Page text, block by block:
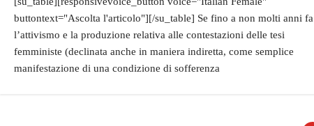
buttontext="Ascolta l'articolo"][/su_table] Se fino a non molti anni fa
l’attivismo e la produzione relativa alle contestazioni delle tesi
femministe (declinata anche in maniera indiretta, come semplice
manifestazione di una condizione di sofferenza